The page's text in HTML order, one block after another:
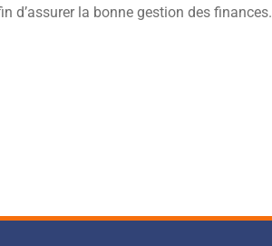
d’assurer la bonne gestion des finances.